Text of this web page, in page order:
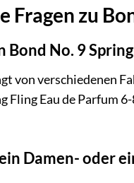
Fragen zu
No. 9
von verschiedenen
Fling Eau de Parfum
Damen- oder